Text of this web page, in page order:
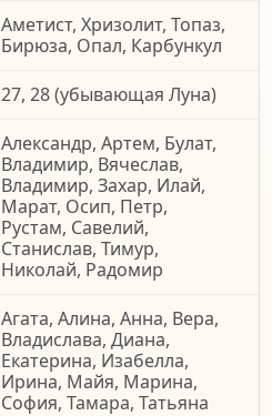
Аметист, Хризолит, Топаз,
Бирюза, Опал, Карбункул
27, 28 (убывающая Луна)
Александр, Артем, Булат,
Владимир, Вячеслав,
Владимир, Захар, Илай,
Марат, Осип, Петр,
Рустам, Савелий,
Станислав, Тимур,
Николай, Радомир
Агата, Алина, Анна, Вера,
Владислава, Диана,
Екатерина, Изабелла,
Ирина, Майя, Марина,
София, Тамара, Татьяна